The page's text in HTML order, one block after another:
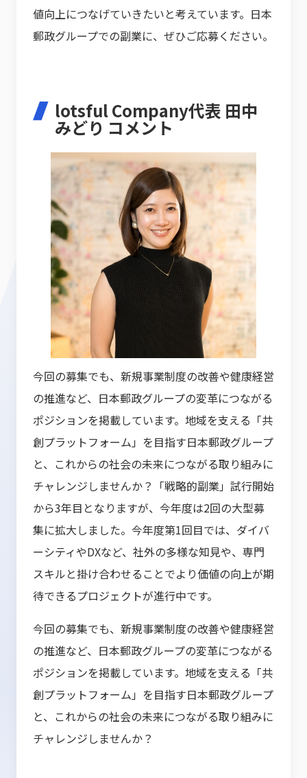
値向上につなげていきたいと考えています。日本
郵政グループでの副業に、ぜひご応募ください。
lotsful Company代表 田中
みどり コメント
今回の募集でも、新規事業制度の改善や健康経営
の推進など、日本郵政グループの変革につながる
ポジションを掲載しています。地域を支える「共
創プラットフォーム」を目指す日本郵政グループ
と、これからの社会の未来につながる取り組みに
チャレンジしませんか？「戦略的副業」試行開始
から3年目となりますが、今年度は2回の大型募
集に拡大しました。今年度第1回目では、ダイバ
ーシティやDXなど、社外の多様な知見や、専門
スキルと掛け合わせることでより価値の向上が期
待できるプロジェクトが進行中です。
今回の募集でも、新規事業制度の改善や健康経営
の推進など、日本郵政グループの変革につながる
ポジションを掲載しています。地域を支える「共
創プラットフォーム」を目指す日本郵政グループ
と、これからの社会の未来につながる取り組みに
チャレンジしませんか？